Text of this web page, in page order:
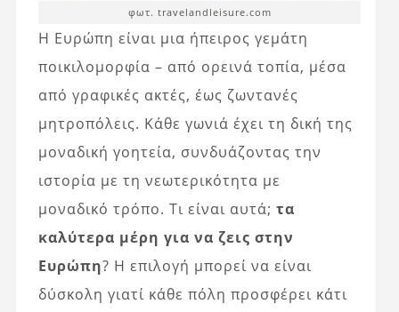
φωτ. travelandleisure.com
Η Ευρώπη είναι μια ήπειρος γεμάτη
ποικιλομορφία – από ορεινά τοπία, μέσα
από γραφικές ακτές, έως ζωντανές
μητροπόλεις. Κάθε γωνιά έχει τη δική της
μοναδική γοητεία, συνδυάζοντας την
ιστορία με τη νεωτερικότητα με
μοναδικό τρόπο. Τι είναι αυτά; τα
καλύτερα μέρη για να ζεις στην
Ευρώπη? Η επιλογή μπορεί να είναι
δύσκολη γιατί κάθε πόλη προσφέρει κάτι